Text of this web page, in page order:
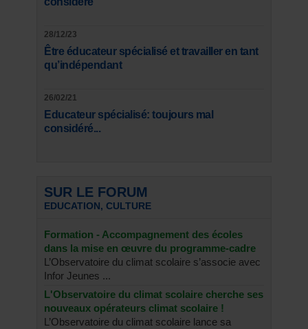
28/12/23
Être éducateur spécialisé et travailler en tant
qu’indépendant
26/02/21
Educateur spécialisé: toujours mal
considéré...
SUR LE FORUM
EDUCATION, CULTURE
Formation - Accompagnement des écoles
dans la mise en œuvre du programme-cadre
L’Observatoire du climat scolaire s’associe avec
Infor Jeunes ...
L'Observatoire du climat scolaire cherche ses
nouveaux opérateurs climat scolaire !
L’Observatoire du climat scolaire lance sa